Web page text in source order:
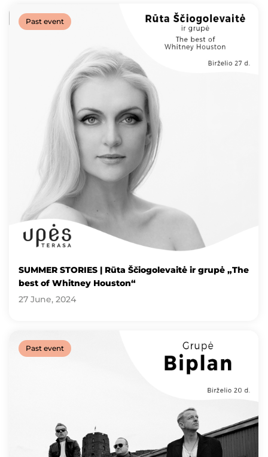
Past event
SUMMER STORIES | Rūta Ščiogolevaitė ir grupė „The
best of Whitney Houston“
27 June, 2024
Past event